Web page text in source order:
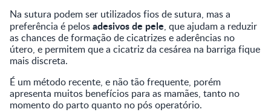
Na sutura podem ser utilizados fios de sutura, mas a
preferência é pelosadesivos de pele, que ajudam a reduzir
as chances de formação de cicatrizes e aderências no
útero, e permitem que a cicatriz da cesárea na barriga fique
mais discreta.
É um método recente, e não tão frequente, porém
apresenta muitos benefícios para as mamães, tanto no
momento do parto quanto no pós operatório.